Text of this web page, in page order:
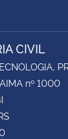
CIVIL
nº 1000